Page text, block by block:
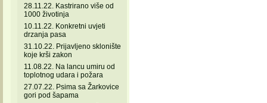
28.11.22. Kastrirano više od
1000 životinja
10.11.22. Konkretni uvjeti
drzanja pasa
31.10.22. Prijavljeno sklonište
koje krši zakon
11.08.22. Na lancu umiru od
toplotnog udara i požara
27.07.22. Psima sa Žarkovice
gori pod šapama